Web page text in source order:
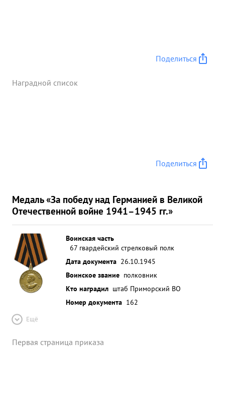
Поделиться
Наградной список
Поделиться
Медаль «За победу над Германией в Великой
Отечественной войне 1941–1945 гг.»
Воинская часть
67 гвардейский стрелковый полк
Дата документа 26.10.1945
Воинское звание полковник
Кто наградил штаб Приморский ВО
Номер документа 162
Ещё
Первая страница приказа